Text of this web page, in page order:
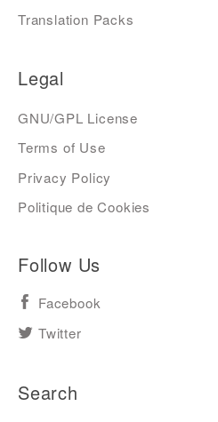
Translation Packs
Legal
GNU/GPL License
Terms of Use
Privacy Policy
Politique de Cookies
Follow Us
Facebook
Twitter
Search